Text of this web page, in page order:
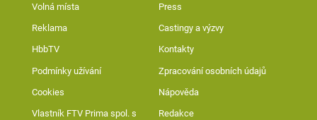
Volná místa Press
Reklama Castingy a výzvy
HbbTV Kontakty
Podmínky užívání Zpracování osobních údajů
Cookies Nápověda
Vlastník FTV Prima spol. s
Redakce